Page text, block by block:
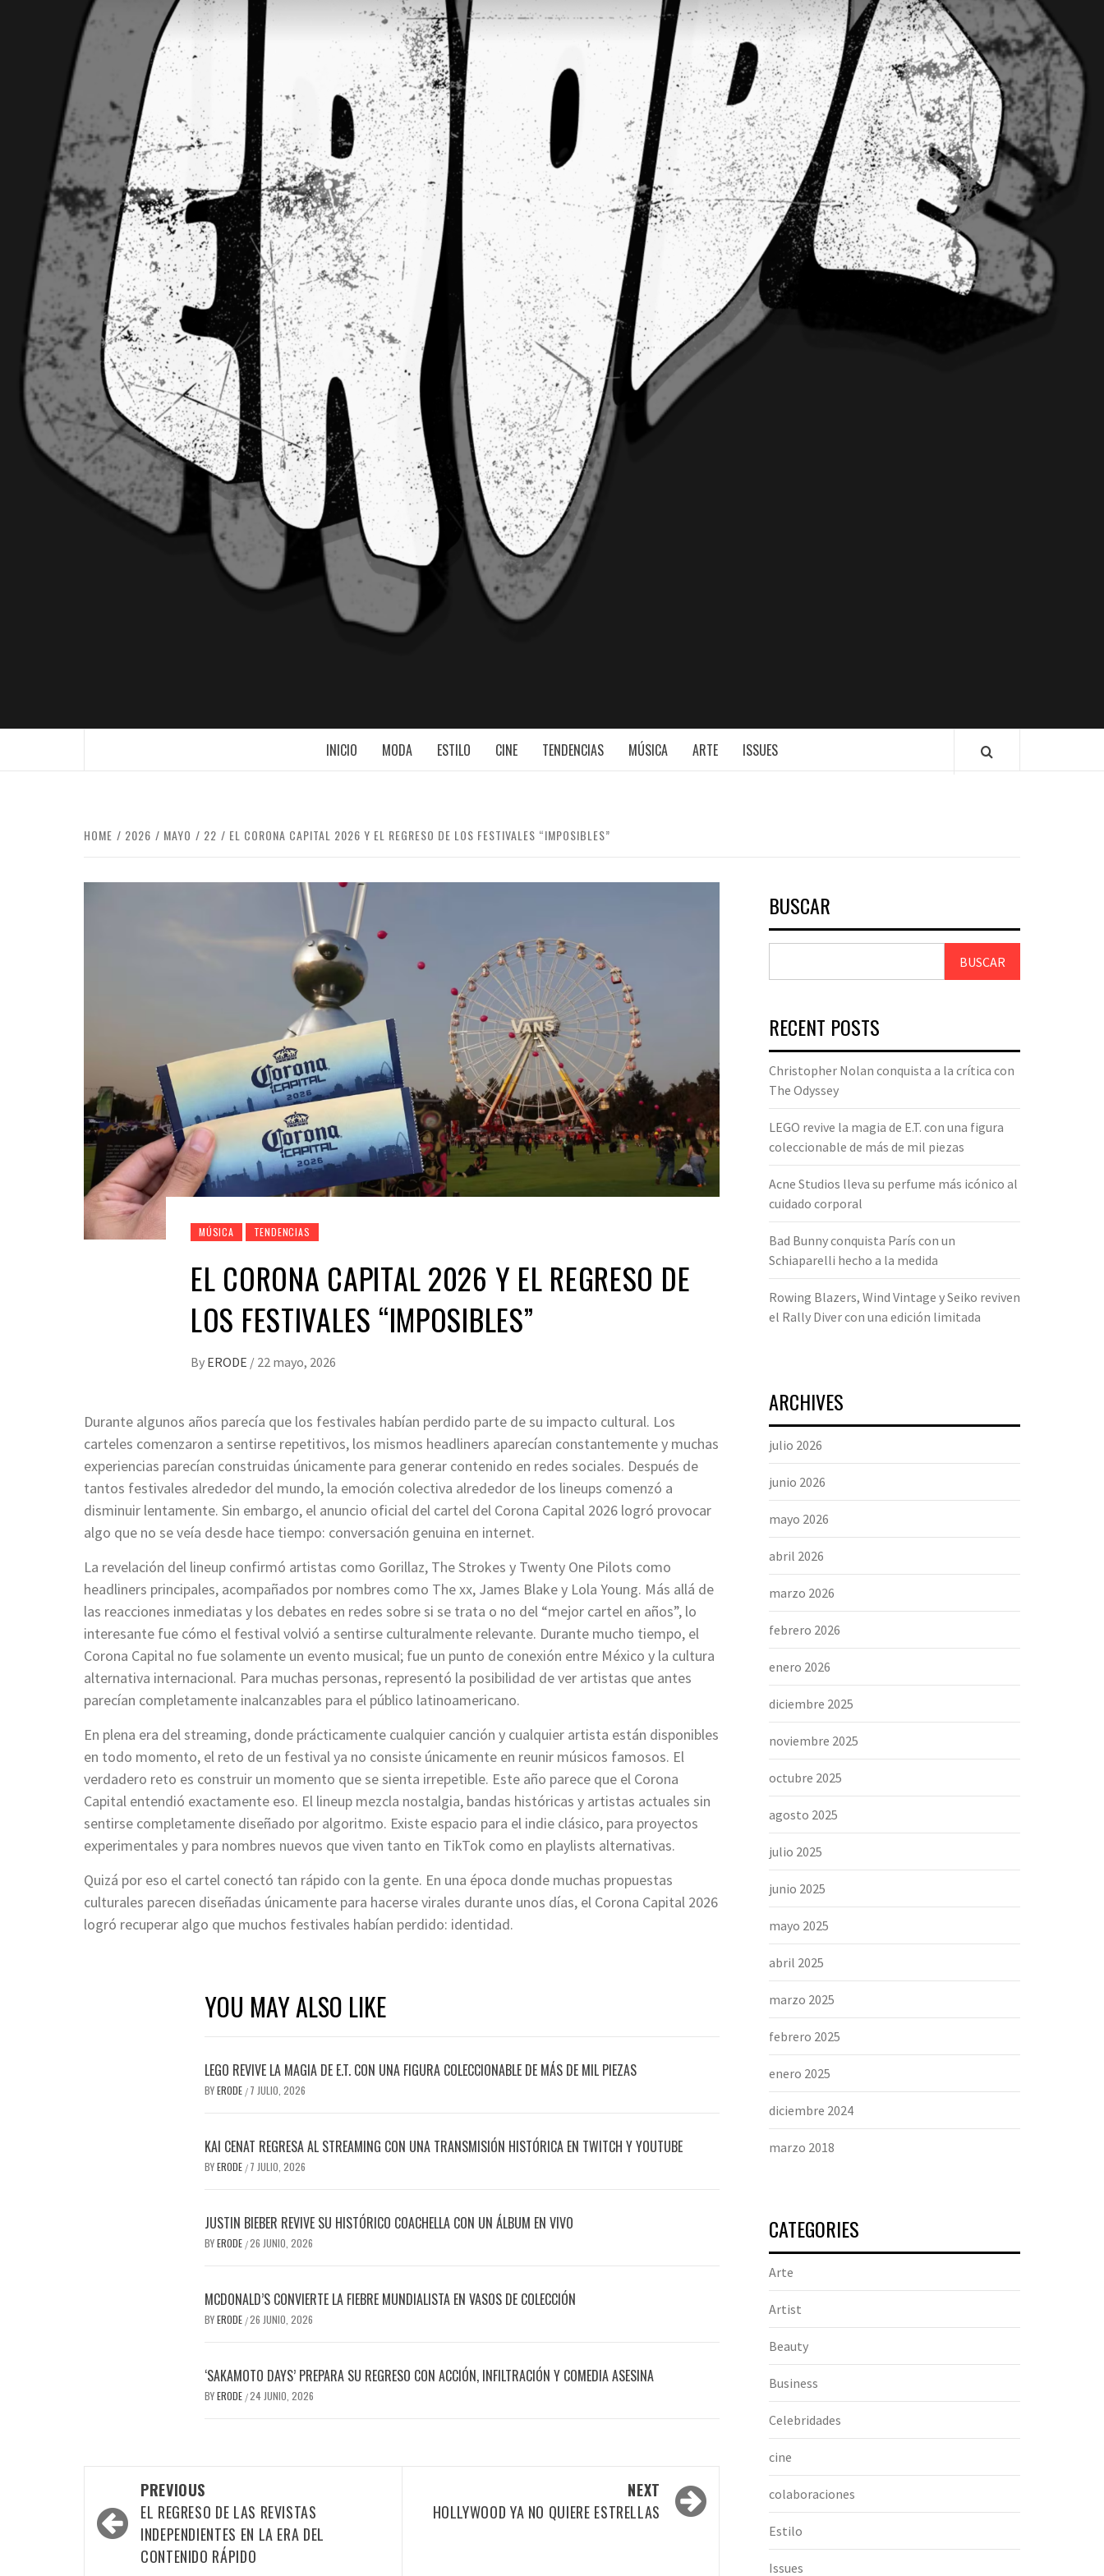
INICIO MODA ESTILO CINE TENDENCIAS MÚSICA ARTE ISSUES
HOME 2026 MAYO 22 EL CORONA CAPITAL 2026 Y EL REGRESO DE LOS FESTIVALES “IMPOSIBLES”
MÚSICA TENDENCIAS
EL CORONA CAPITAL 2026 Y EL REGRESO DE
LOS FESTIVALES “IMPOSIBLES”
By ERODE / 22 mayo, 2026
Durante algunos años parecía que los festivales habían perdido parte de su impacto cultural. Los
carteles comenzaron a sentirse repetitivos, los mismos headliners aparecían constantemente y muchas
experiencias parecían construidas únicamente para generar contenido en redes sociales. Después de
tantos festivales alrededor del mundo, la emoción colectiva alrededor de los lineups comenzó a
disminuir lentamente. Sin embargo, el anuncio oficial del cartel del Corona Capital 2026 logró provocar
algo que no se veía desde hace tiempo: conversación genuina en internet.
La revelación del lineup confirmó artistas como Gorillaz, The Strokes y Twenty One Pilots como
headliners principales, acompañados por nombres como The xx, James Blake y Lola Young. Más allá de
las reacciones inmediatas y los debates en redes sobre si se trata o no del “mejor cartel en años”, lo
interesante fue cómo el festival volvió a sentirse culturalmente relevante. Durante mucho tiempo, el
Corona Capital no fue solamente un evento musical; fue un punto de conexión entre México y la cultura
alternativa internacional. Para muchas personas, representó la posibilidad de ver artistas que antes
parecían completamente inalcanzables para el público latinoamericano.
En plena era del streaming, donde prácticamente cualquier canción y cualquier artista están disponibles
en todo momento, el reto de un festival ya no consiste únicamente en reunir músicos famosos. El
verdadero reto es construir un momento que se sienta irrepetible. Este año parece que el Corona
Capital entendió exactamente eso. El lineup mezcla nostalgia, bandas históricas y artistas actuales sin
sentirse completamente diseñado por algoritmo. Existe espacio para el indie clásico, para proyectos
experimentales y para nombres nuevos que viven tanto en TikTok como en playlists alternativas.
Quizá por eso el cartel conectó tan rápido con la gente. En una época donde muchas propuestas
culturales parecen diseñadas únicamente para hacerse virales durante unos días, el Corona Capital 2026
logró recuperar algo que muchos festivales habían perdido: identidad.
YOU MAY ALSO LIKE
LEGO REVIVE LA MAGIA DE E.T. CON UNA FIGURA COLECCIONABLE DE MÁS DE MIL PIEZAS
BYERODE / 7 JULIO, 2026
KAI CENAT REGRESA AL STREAMING CON UNA TRANSMISIÓN HISTÓRICA EN TWITCH Y YOUTUBE
BYERODE / 7 JULIO, 2026
JUSTIN BIEBER REVIVE SU HISTÓRICO COACHELLA CON UN ÁLBUM EN VIVO
BYERODE /26 JUNIO, 2026
MCDONALD’S CONVIERTE LA FIEBRE MUNDIALISTA EN VASOS DE COLECCIÓN
BYERODE /26 JUNIO, 2026
‘SAKAMOTO DAYS’ PREPARA SU REGRESO CON ACCIÓN, INFILTRACIÓN Y COMEDIA ASESINA
BYERODE /24 JUNIO, 2026
PREVIOUS
EL REGRESO DE LAS REVISTAS
INDEPENDIENTES EN LA ERA DEL
CONTENIDO RÁPIDO
NEXT
HOLLYWOOD YA NO QUIERE ESTRELLAS
BUSCAR
BUSCAR
RECENT POSTS
Christopher Nolan conquista a la crítica con
The Odyssey
LEGO revive la magia de E.T. con una figura
coleccionable de más de mil piezas
Acne Studios lleva su perfume más icónico al
cuidado corporal
Bad Bunny conquista París con un
Schiaparelli hecho a la medida
Rowing Blazers, Wind Vintage y Seiko reviven
el Rally Diver con una edición limitada
ARCHIVES
julio 2026
junio 2026
mayo 2026
abril 2026
marzo 2026
febrero 2026
enero 2026
diciembre 2025
noviembre 2025
octubre 2025
agosto 2025
julio 2025
junio 2025
mayo 2025
abril 2025
marzo 2025
febrero 2025
enero 2025
diciembre 2024
marzo 2018
CATEGORIES
Arte
Artist
Beauty
Business
Celebridades
cine
colaboraciones
Estilo
Issues